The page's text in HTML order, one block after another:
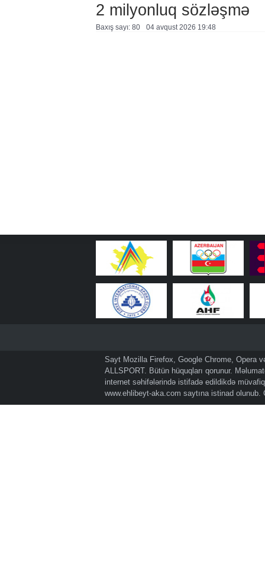
2 milyonluq sözləşmə
Baxış sayı: 80 04 avqust 2026 19:48
Sayt Mozilla Firefox, Google Chrome, Opera
ALLSPORT. Bütün hüquqları qorunur.
internet səhifələrində istifadə edildikdə
www.ehlibeyt-aka.com saytına istinad olunub.